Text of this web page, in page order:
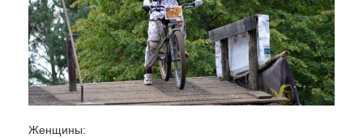
Женщины: